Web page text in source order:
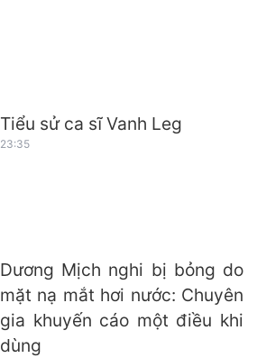
Tiểu sử ca sĩ Vanh Leg
23:35
Dương Mịch nghi bị bỏng do
mặt nạ mắt hơi nước: Chuyên
gia khuyến cáo một điều khi
dùng